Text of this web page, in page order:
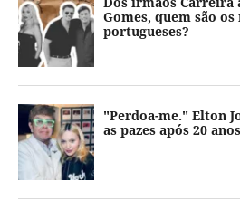
Gomes, quem são
portugueses?
"Perdoa-me." Elton
as pazes após 20